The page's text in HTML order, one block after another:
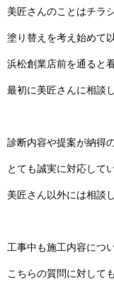
美匠さんのことはチラ
塗り替えを考え始めて以
浜松創業店前を通ると
最初に美匠さんに相談
診断内容や提案が納得
とても誠実に対応して
美匠さん以外には相談
工事中も施工内容につ
こちらの質問に対して